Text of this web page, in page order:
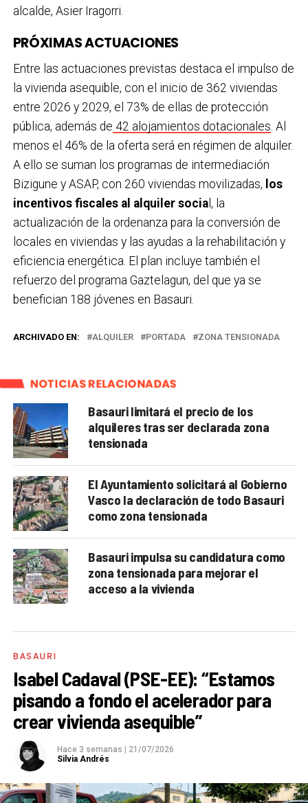
alcalde, Asier Iragorri.
PRÓXIMAS ACTUACIONES
Entre las actuaciones previstas destaca el impulso de
la vivienda asequible, con el inicio de 362 viviendas
entre 2026 y 2029, el 73% de ellas de protección
pública, además de 42 alojamientos dotacionales. Al
menos el 46% de la oferta será en régimen de alquiler.
A ello se suman los programas de intermediación
Bizigune y ASAP, con 260 viviendas movilizadas, los
incentivos fiscales al alquiler social, la
actualización de la ordenanza para la conversión de
locales en viviendas y las ayudas a la rehabilitación y
eficiencia energética. El plan incluye también el
refuerzo del programa Gaztelagun, del que ya se
benefician 188 jóvenes en Basauri.
ARCHIVADO EN: ALQUILER PORTADA ZONA TENSIONADA
NOTICIAS RELACIONADAS
Basauri limitará el precio de los
alquileres tras ser declarada zona
tensionada
El Ayuntamiento solicitará al Gobierno
Vasco la declaración de todo Basauri
como zona tensionada
Basauri impulsa su candidatura como
zona tensionada para mejorar el
acceso a la vivienda
BASAURI
Isabel Cadaval (PSE-EE): “Estamos
pisando a fondo el acelerador para
crear vivienda asequible”
Hace 3 semanas
21/07/2026
Silvia Andrés